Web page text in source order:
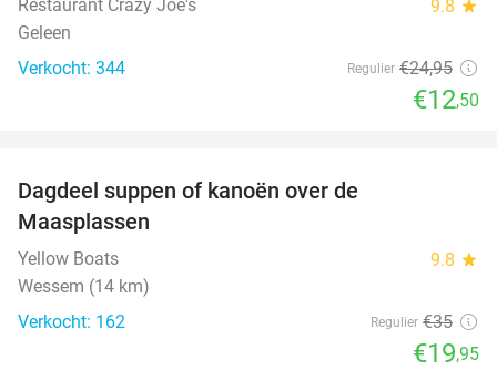
Restaurant Crazy Joe's 9.8 star
Geleen
Verkocht: 344
Regulier €24,95
€12,50
Dagdeel suppen of kanoën over de
Maasplassen
Yellow Boats 9.8 star
Wessem (14 km)
Verkocht: 162
Regulier €35
€19,95